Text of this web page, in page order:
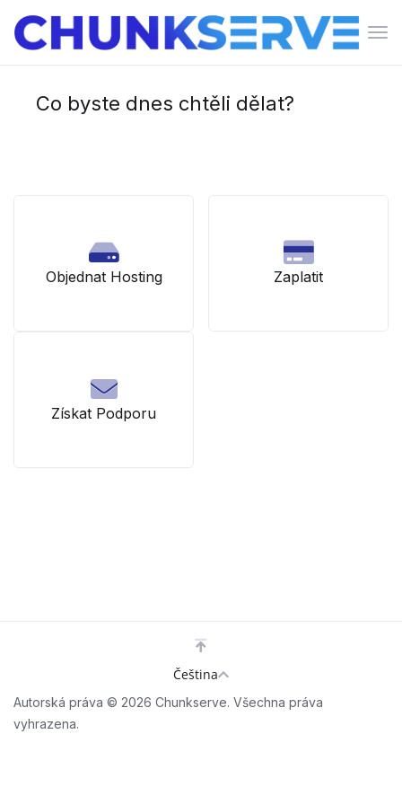
Co byste dnes chtěli dělat?
Objednat Hosting Zaplatit
Získat Podporu
Autorská práva © 2026 Chunkserve. Všechna práva
vyhrazena.
Čeština